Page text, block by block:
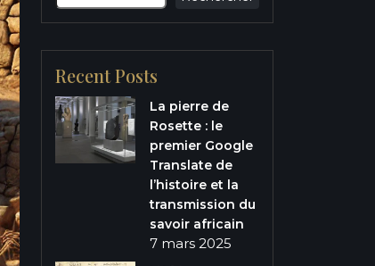
Recent Posts
La pierre de
Rosette : le
premier Google
Translate de
l’histoire et la
transmission du
savoir africain
7 mars 2025